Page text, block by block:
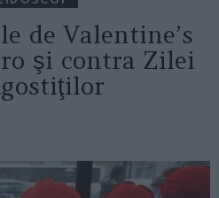
de Valentine’s
şi contra Zilei